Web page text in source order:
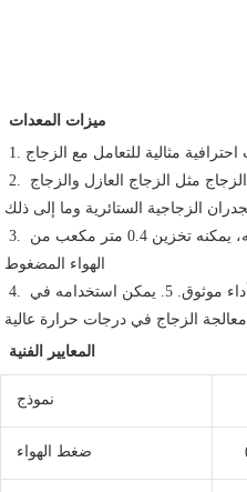
ميزات المعدات
2. إنه مناسب للتعامل مع جميع أنواع الزجاج مثل الزجاج العازل والزجاج
3. بفضل وظيفة تخزين الهواء الخاصة به، يمكنه تخزين 0.4 متر مكعب من
الهواء المضغوط
معالجة الزجاج في درجات حرارة عالية
المعايير الفنية
نموذج
ضغط الهواء